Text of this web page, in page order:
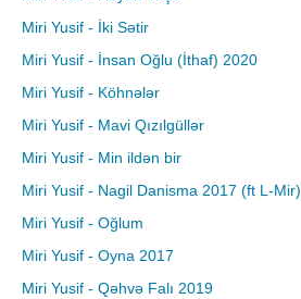
Miri Yusif - İki Sətir
Miri Yusif - İnsan Oğlu (İthaf) 2020
Miri Yusif - Köhnələr
Miri Yusif - Mavi Qızılgüllər
Miri Yusif - Min ildən bir
Miri Yusif - Nagil Danisma 2017 (ft L-Mir)
Miri Yusif - Oğlum
Miri Yusif - Oyna 2017
Miri Yusif - Qəhvə Falı 2019